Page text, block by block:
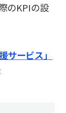
のKPIの設
サービス」